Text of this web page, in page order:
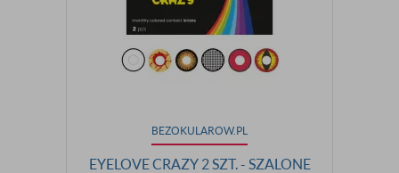
BEZOKULAROW.PL
EYELOVE CRAZY 2 SZT. - SZALONE